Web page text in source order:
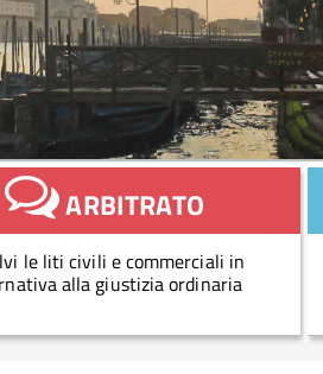
ARBITRATO
le liti civili e commerciali in
alla giustizia ordinaria